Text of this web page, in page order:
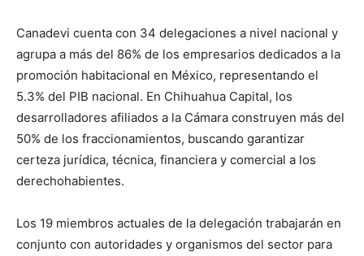
Canadevi cuenta con 34 delegaciones a nivel nacional y
agrupa a más del 86% de los empresarios dedicados a la
promoción habitacional en México, representando el
5.3% del PIB nacional. En Chihuahua Capital, los
desarrolladores afiliados a la Cámara construyen más del
50% de los fraccionamientos, buscando garantizar
certeza jurídica, técnica, financiera y comercial a los
derechohabientes.
Los 19 miembros actuales de la delegación trabajarán en
conjunto con autoridades y organismos del sector para